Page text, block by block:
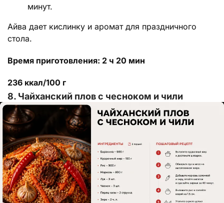
минут.
Айва дает кислинку и аромат для праздничного
стола.
Время приготовления: 2 ч 20 мин
236 ккал/100 г
8. Чайханский плов с чесноком и чили